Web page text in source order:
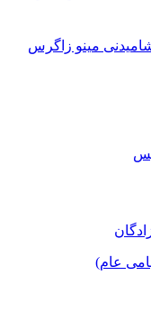
مینو زاگرس
عام)